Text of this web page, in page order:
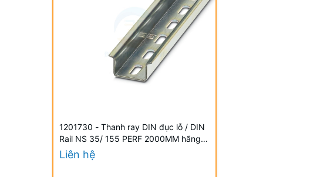
1201730 - Thanh ray DIN đục lỗ / DIN
Rail NS 35/ 155 PERF 2000MM hãng
Phoenix Contact
Liên hệ